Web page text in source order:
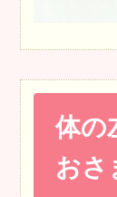
体の
おさ